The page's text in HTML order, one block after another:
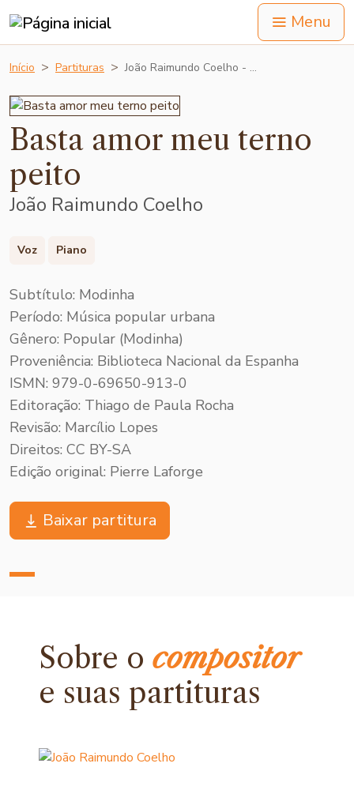
Menu
Início Partituras João Raimundo Coelho - …
Basta amor meu terno
peito
João Raimundo Coelho
Voz Piano
Subtítulo: Modinha
Período: Música popular urbana
Gênero: Popular (Modinha)
Proveniência: Biblioteca Nacional da Espanha
ISMN: 979-0-69650-913-0
Editoração: Thiago de Paula Rocha
Revisão: Marcílio Lopes
Direitos: CC BY-SA
Edição original: Pierre Laforge
Baixar partitura
Sobre ocompositor
e suas partituras